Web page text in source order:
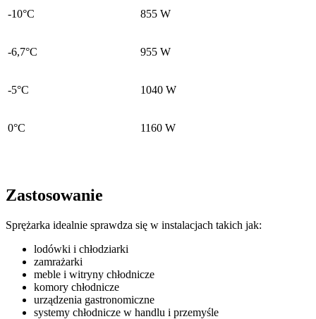
-10°C 855 W
-6,7°C 955 W
-5°C 1040 W
0°C 1160 W
Zastosowanie
Sprężarka idealnie sprawdza się w instalacjach takich jak:
lodówki i chłodziarki
zamrażarki
meble i witryny chłodnicze
komory chłodnicze
urządzenia gastronomiczne
systemy chłodnicze w handlu i przemyśle